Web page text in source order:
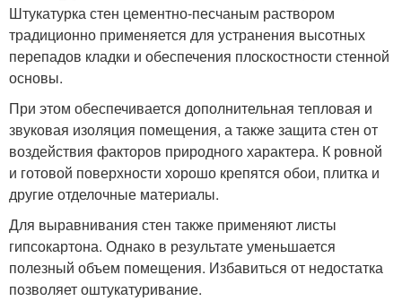
Штукатурка стен цементно-песчаным раствором
традиционно применяется для устранения высотных
перепадов кладки и обеспечения плоскостности стенной
основы.
При этом обеспечивается дополнительная тепловая и
звуковая изоляция помещения, а также защита стен от
воздействия факторов природного характера. К ровной
и готовой поверхности хорошо крепятся обои, плитка и
другие отделочные материалы.
Для выравнивания стен также применяют листы
гипсокартона. Однако в результате уменьшается
полезный объем помещения. Избавиться от недостатка
позволяет оштукатуривание.